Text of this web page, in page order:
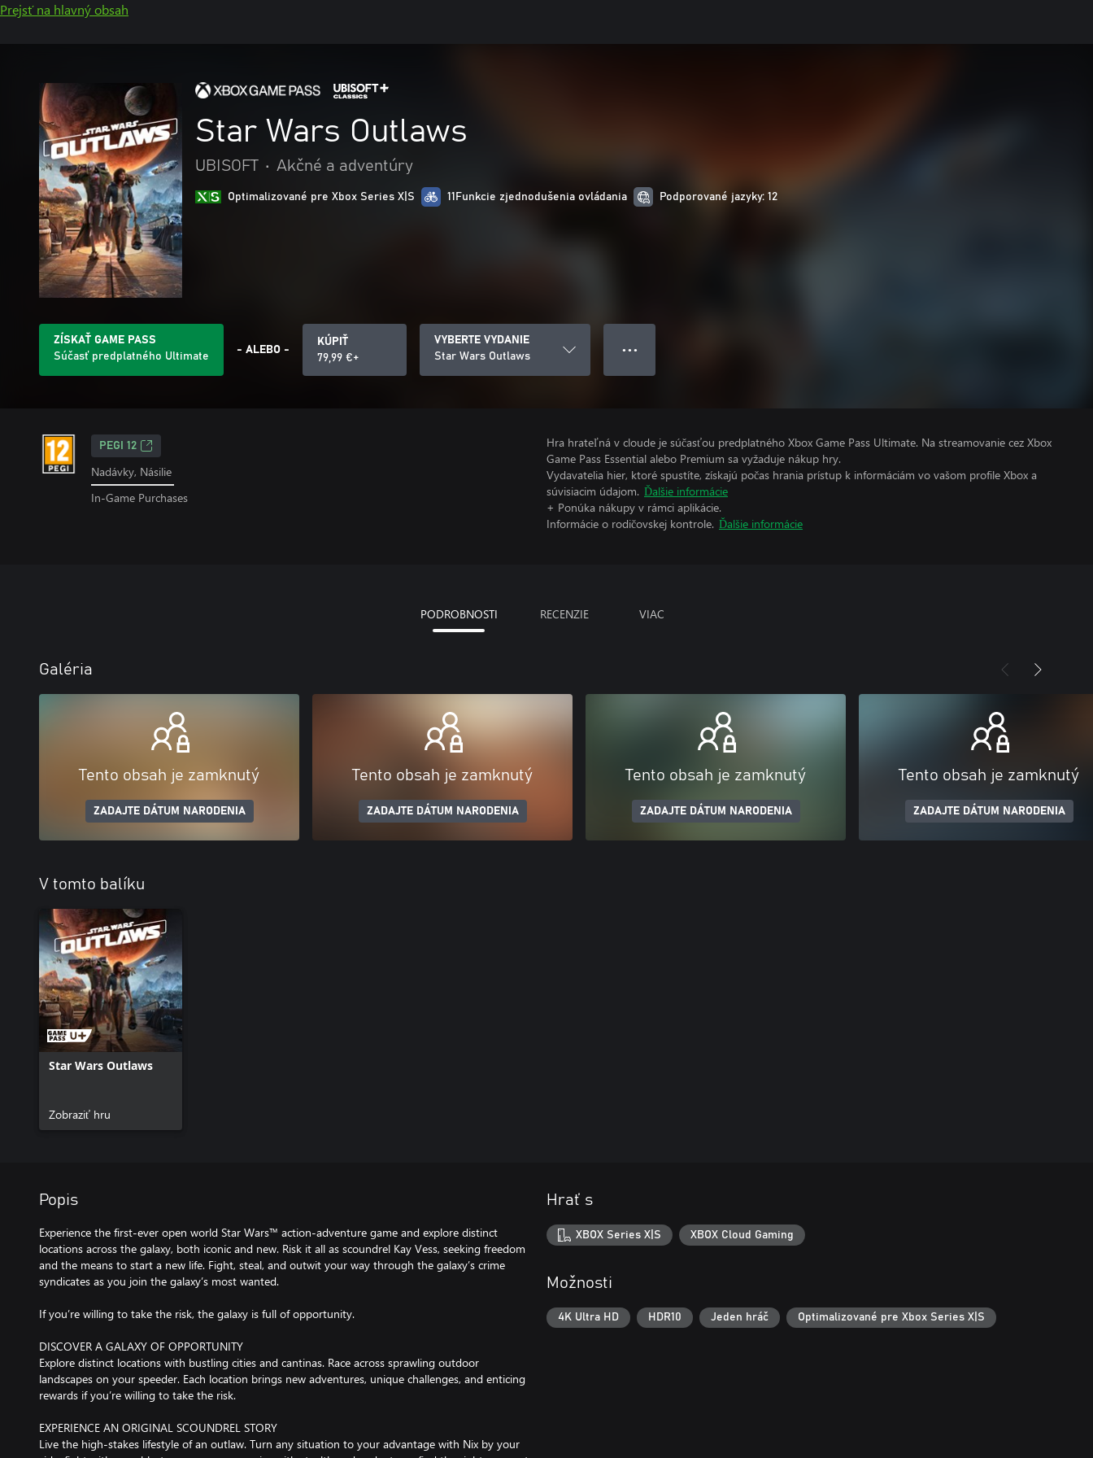
Prejsť na hlavný obsah
Star Wars Outlaws
UBISOFT • Akčné a adventúry
Optimalizované pre Xbox Series X|S 11Funkcie zjednodušenia ovládania Podporované jazyky: 12
ZÍSKAŤ GAME PASS
Súčasť predplatného Ultimate
- ALEBO -
KÚPIŤ
79,99 €+
VYBERTE VYDANIE
Star Wars Outlaws
● ● ●
PEGI 12
Nadávky, Násilie
In-Game Purchases
Hra hrateľná v cloude je súčasťou predplatného Xbox Game Pass Ultimate. Na streamovanie cez Xbox
Game Pass Essential alebo Premium sa vyžaduje nákup hry.
Vydavatelia hier, ktoré spustíte, získajú počas hrania prístup k informáciám vo vašom profile Xbox a
súvisiacim údajom. Ďalšie informácie
+ Ponúka nákupy v rámci aplikácie.
Informácie o rodičovskej kontrole. Ďalšie informácie
PODROBNOSTI RECENZIE VIAC
Galéria
Tento obsah je zamknutý
ZADAJTE DÁTUM NARODENIA
Tento obsah je zamknutý
ZADAJTE DÁTUM NARODENIA
Tento obsah je zamknutý
ZADAJTE DÁTUM NARODENIA
Tento obsah je zamknutý
ZADAJTE DÁTUM NARODENIA
V tomto balíku
Star Wars Outlaws
Zobraziť hru
Popis
Experience the first-ever open world Star Wars™ action-adventure game and explore distinct
locations across the galaxy, both iconic and new. Risk it all as scoundrel Kay Vess, seeking freedom
and the means to start a new life. Fight, steal, and outwit your way through the galaxy’s crime
syndicates as you join the galaxy’s most wanted.
If you’re willing to take the risk, the galaxy is full of opportunity.
DISCOVER A GALAXY OF OPPORTUNITY
Explore distinct locations with bustling cities and cantinas. Race across sprawling outdoor
landscapes on your speeder. Each location brings new adventures, unique challenges, and enticing
rewards if you’re willing to take the risk.
EXPERIENCE AN ORIGINAL SCOUNDREL STORY
Live the high-stakes lifestyle of an outlaw. Turn any situation to your advantage with Nix by your
Hrať s
XBOX Series X|S XBOX Cloud Gaming
Možnosti
4K Ultra HD HDR10 Jeden hráč Optimalizované pre Xbox Series X|S